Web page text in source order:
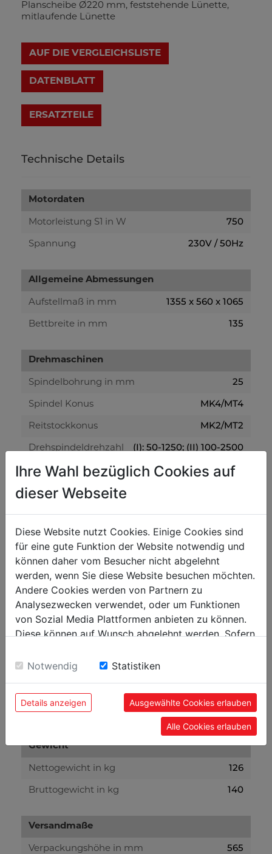
Planscheibe Ø220 mm, feststehende Lünette,
mitlaufende Lünette
AUF DIE VERGLEICHSLISTE
DATENBLATT
Technische Details
Motordaten
Motorleistung S1 in W 750
Spannung 230V / 50Hz
Allgemeine Abmessungen
Aufstellmaß in mm 1355 x 560 x 1065
Bettbreite in mm 135
Drehmaschinen
Spindelbohrung in mm 25
Spindel Konus MK4/MT4
Reitstockkonus MK2/MT2
Drehspindeldrehzahl
(I): 50-1250; (II) 100-2500
Gewinde Metrisch in mm/r 0,2-3,5 (18)
max. Umlaufdurchmesser Bett in mm 250
max. Umlaufdurchmesser Querschlitten in
mm
Längsvorschub 0,07-0,4 mm/U (6)
Verfahrweg Querschlitten in mm
70
Pinolenweg in mm 60
Gewicht
Nettogewicht in kg 126
Bruttogewicht in kg 140
Versandmaße
Verpackungshöhe in mm 565
Ihre Wahl bezüglich Cookies auf
dieser Webseite
Diese Website nutzt Cookies. Einige Cookies sind
für eine gute Funktion der Website notwendig und
können daher vom Besucher nicht abgelehnt
werden, wenn Sie diese Website besuchen möchten.
Andere Cookies werden von Partnern zu
Analysezwecken verwendet, oder um Funktionen
von Sozial Media Plattformen anbieten zu können.
Diese können auf Wunsch abgelehnt werden. Sofern
Einwilligung zu unseren Cookies.
Notwendig Statistiken
Details anzeigen Ausgewählte Cookies erlauben
Alle Cookies erlauben